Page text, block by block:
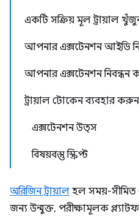
একটি সক্রিয় মূল ট্রায়াল
আপনার এক্সটেনশন আইডি
আপনার এক্সটেনশন নিবন্ধন
ট্রায়াল টোকেন ব্যবহার করুন
এক্সটেনশন উত্স
বিষয়বস্তু স্ক্রিপ্ট
অরিজিন ট্রায়াল হল সময়-সীমিত
জন্য উন্মুক্ত, পরীক্ষামূলক